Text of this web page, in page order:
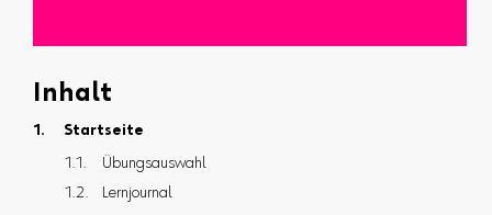
Inhalt
Startseite
Übungsauswahl
Lernjournal